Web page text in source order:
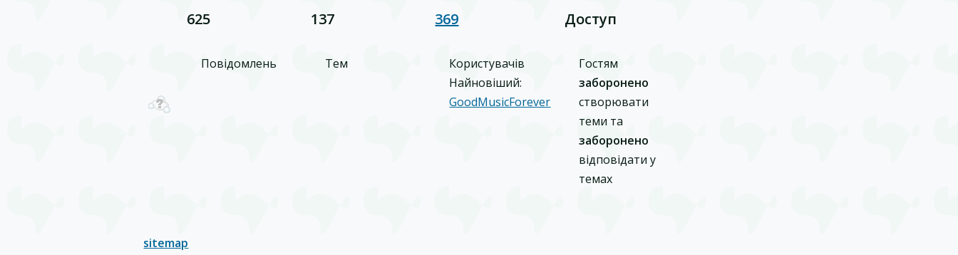
625
Повідомлень
137
Тем
369
Користувачів
Найновіший:
GoodMusicForever
Доступ
Гостям
заборонено
створювати
теми та
заборонено
відповідати у
темах
sitemap